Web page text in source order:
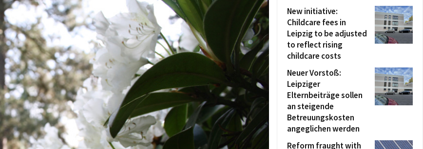
New initiative:
Childcare fees in
Leipzig to be adjusted
to reflect rising
childcare costs
Neuer Vorstoß:
Leipziger
Elternbeiträge sollen
an steigende
Betreuungskosten
angeglichen werden
Reform fraught with